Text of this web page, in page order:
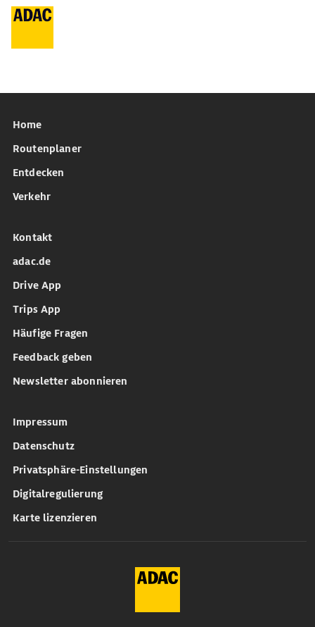
Home
Routenplaner
Entdecken
Verkehr
Kontakt
adac.de
Drive App
Trips App
Häufige Fragen
Feedback geben
Newsletter abonnieren
Impressum
Datenschutz
Privatsphäre-Einstellungen
Digitalregulierung
Karte lizenzieren